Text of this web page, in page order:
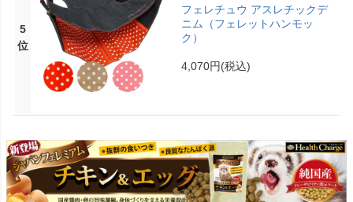
5
位
フェレチュウ アスレチックデ
ニム（フェレットハンモッ
ク）
4,070円(税込)